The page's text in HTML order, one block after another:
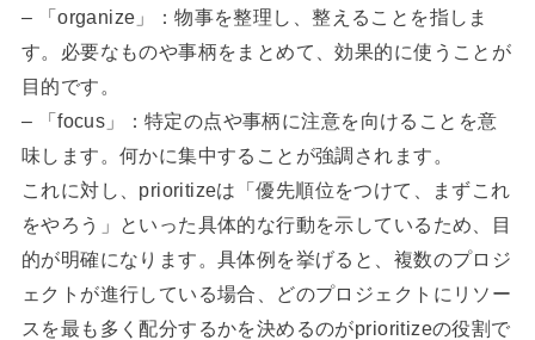
– 「organize」：物事を整理し、整えることを指しま
す。必要なものや事柄をまとめて、効果的に使うことが
目的です。
– 「focus」：特定の点や事柄に注意を向けることを意
味します。何かに集中することが強調されます。
これに対し、prioritizeは「優先順位をつけて、まずこれ
をやろう」といった具体的な行動を示しているため、目
的が明確になります。具体例を挙げると、複数のプロジ
ェクトが進行している場合、どのプロジェクトにリソー
スを最も多く配分するかを決めるのがprioritizeの役割で